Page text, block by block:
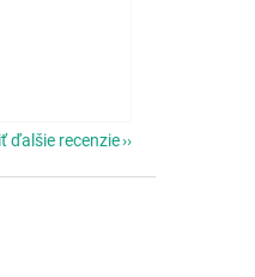
ďalšie recenzie